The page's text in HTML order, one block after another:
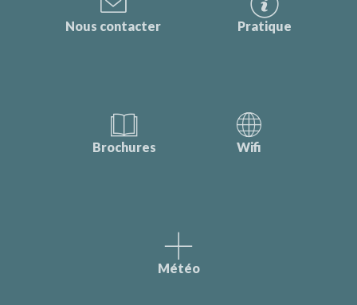
Nous contacter Pratique
Brochures Wifi
Météo